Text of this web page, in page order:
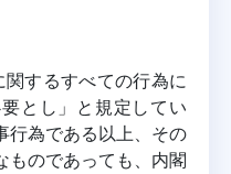
するすべての行為に
とし」と規定してい
行為である以上、その
ものであっても、内閣